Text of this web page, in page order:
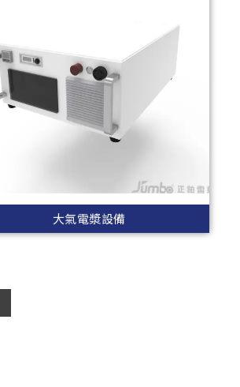
大氣電漿設備